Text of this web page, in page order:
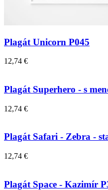
Plagát Unicorn P045
12,74 €
Plagát Superhero - s
12,74 €
Plagát Safari - Zebra -
12,74 €
Plagát Space - Kazimír